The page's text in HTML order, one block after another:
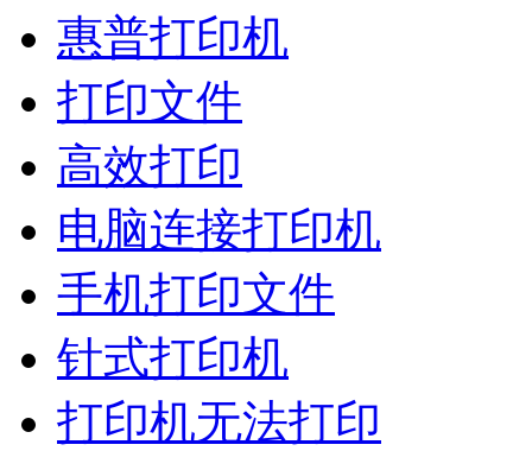
惠普打印机
打印文件
高效打印
电脑连接打印机
手机打印文件
针式打印机
打印机无法打印